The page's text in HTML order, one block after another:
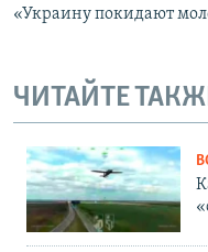
«Украину покидают
ЧИТАЙТЕ